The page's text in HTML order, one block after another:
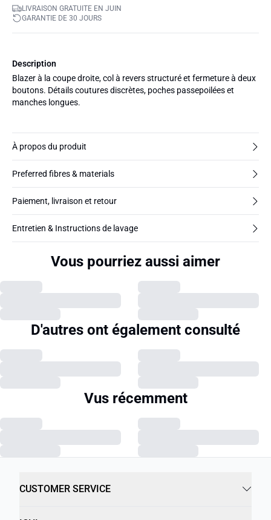
LIVRAISON GRATUITE EN JUIN
GARANTIE DE 30 JOURS
Description
Blazer à la coupe droite, col à revers structuré et fermeture à deux
boutons. Détails coutures discrètes, poches passepoilées et
manches longues.
À propos du produit
Preferred fibres & materials
Paiement, livraison et retour
Entretien & Instructions de lavage
Vous pourriez aussi aimer
D'autres ont également consulté
Vus récemment
CUSTOMER SERVICE